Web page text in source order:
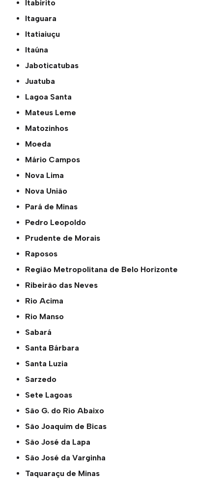
Itabirito
Itaguara
Itatiaiuçu
Itaúna
Jaboticatubas
Juatuba
Lagoa Santa
Mateus Leme
Matozinhos
Moeda
Mário Campos
Nova Lima
Nova União
Pará de Minas
Pedro Leopoldo
Prudente de Morais
Raposos
Região Metropolitana de Belo Horizonte
Ribeirão das Neves
Rio Acima
Rio Manso
Sabará
Santa Bárbara
Santa Luzia
Sarzedo
Sete Lagoas
São G. do Rio Abaixo
São Joaquim de Bicas
São José da Lapa
São José da Varginha
Taquaraçu de Minas